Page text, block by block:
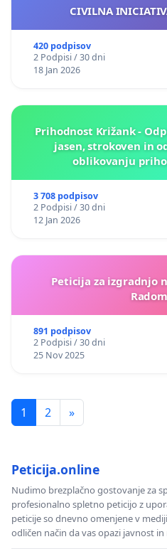
CIVILNA
420 podpisov
2 Podpisi / 30 dni
18 Jan 2026
Prihodnost Križank -
jasen, strokoven in
oblikovanju
3 708 podpisov
2 Podpisi / 30 dni
12 Jan 2026
Peticija za izgradnjo
891 podpisov
2 Podpisi / 30 dni
25 Nov 2025
1 2 »
Peticija.online
Nudimo brezplačno gostovanje za
profesionalno spletno peticijo z
peticije so dnevno omenjene v
odličen način da vas opazi javnost